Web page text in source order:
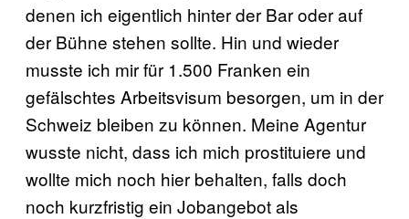
denen ich eigentlich hinter der Bar oder auf
der Bühne stehen sollte. Hin und wieder
musste ich mir für 1.500 Franken ein
gefälschtes Arbeitsvisum besorgen, um in der
Schweiz bleiben zu können. Meine Agentur
wusste nicht, dass ich mich prostituiere und
wollte mich noch hier behalten, falls doch
noch kurzfristig ein Jobangebot als